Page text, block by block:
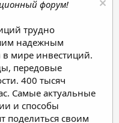
форум!
трудно
надежным
мире инвестиций.
передовые
400 тысяч
Самые актуальные
и способы
поделиться своим